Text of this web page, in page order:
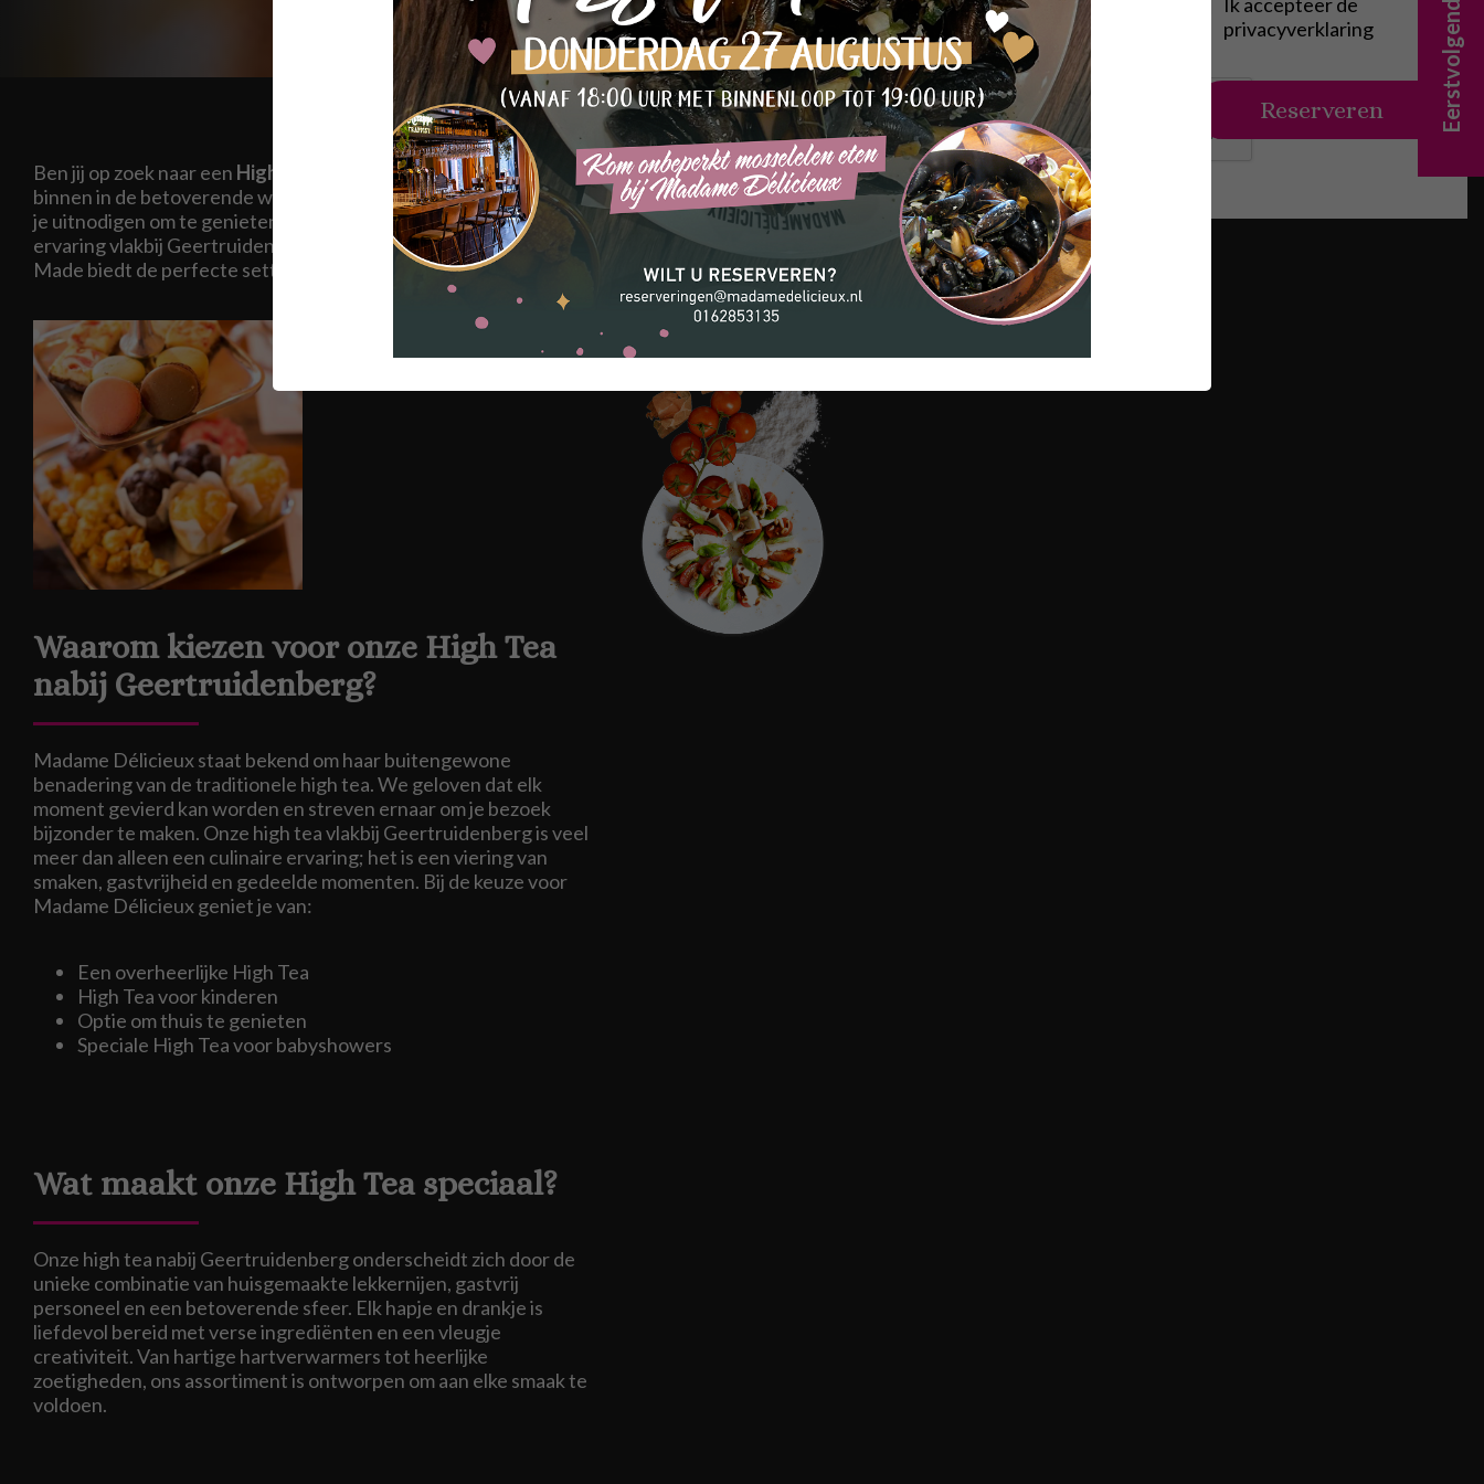
Tea time
Wine/Beer Time
Food on wood
Ben jij op zoek naar een High Tea Geertruidenberg?Stap
binnen in de betoverende wereld van Madame Délicieux, waar we
je uitnodigen om te genieten van een onvergetelijke high tea-
ervaring vlakbij Geertruidenberg. Onze locatie in het nabijgelegen
Made biedt de perfecte setting voor een speciale high tea.
Waarom kiezen voor onze High Tea
nabij Geertruidenberg?
Madame Délicieux staat bekend om haar buitengewone
benadering van de traditionele high tea. We geloven dat elk
moment gevierd kan worden en streven ernaar om je bezoek
bijzonder te maken. Onze high tea vlakbij Geertruidenberg is veel
meer dan alleen een culinaire ervaring; het is een viering van
smaken, gastvrijheid en gedeelde momenten. Bij de keuze voor
Madame Délicieux geniet je van:
Een overheerlijke High Tea
High Tea voor kinderen
Optie om thuis te genieten
Speciale High Tea voor babyshowers
Wat maakt onze High Tea speciaal?
Onze high tea nabij Geertruidenberg onderscheidt zich door de
unieke combinatie van huisgemaakte lekkernijen, gastvrij
personeel en een betoverende sfeer. Elk hapje en drankje is
liefdevol bereid met verse ingrediënten en een vleugje
creativiteit. Van hartige hartverwarmers tot heerlijke
zoetigheden, ons assortiment is ontworpen om aan elke smaak te
voldoen.
privacyverklaring
Reserveren